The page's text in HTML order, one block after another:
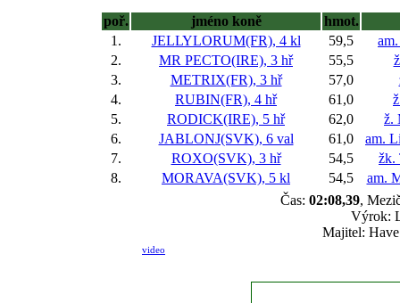
poř. jméno koně
hmot.
1.
JELLYLORUM(FR), 4 kl 59,5
2.
MR PECTO(IRE), 3 hř 55,5
3.
METRIX(FR), 3 hř 57,0
4.
RUBIN(FR), 4 hř 61,0
5.
RODICK(IRE), 5 hř 62,0
ž.
6.
JABLONJ(SVK), 6 val 61,0
am.
7.
ROXO(SVK), 3 hř 54,5
žk.
8.
MORAVA(SVK), 5 kl 54,5
am.
Čas: 02:08,39,
Výrok:
Majitel:
video